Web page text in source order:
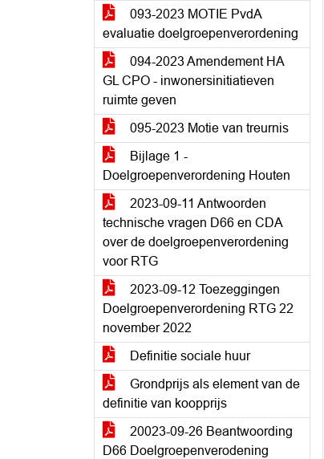
093-2023 MOTIE PvdA
evaluatie doelgroepenverordening
094-2023 Amendement HA
GL CPO - inwonersinitiatieven
ruimte geven
095-2023 Motie van treurnis
Bijlage 1 -
Doelgroepenverordening Houten
2023-09-11 Antwoorden
technische vragen D66 en CDA
over de doelgroepenverordening
voor RTG
2023-09-12 Toezeggingen
Doelgroepenverordening RTG 22
november 2022
Definitie sociale huur
Grondprijs als element van de
definitie van koopprijs
20023-09-26 Beantwoording
D66 Doelgroepenverodening